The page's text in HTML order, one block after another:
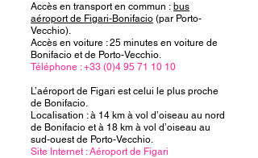
Accès en transport en commun : bus
aéroport de Figari-Bonifacio (par Porto-
Vecchio).
Accès en voiture : 25 minutes en voiture de
Bonifacio et de Porto-Vecchio.
Téléphone :+33 (0)4 95 71 10 10
L’aéroport de Figari est celui le plus proche
de Bonifacio.
Localisation : à 14 km à vol d’oiseau au nord
de Bonifacio et à 18 km à vol d’oiseau au
sud-ouest de Porto-Vecchio.
Site Internet : Aéroport de Figari